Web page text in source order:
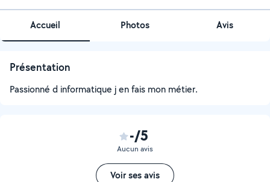
Accueil Photos Avis
Présentation
Passionné d informatique j en fais mon métier.
-/5
Aucun avis
Voir ses avis